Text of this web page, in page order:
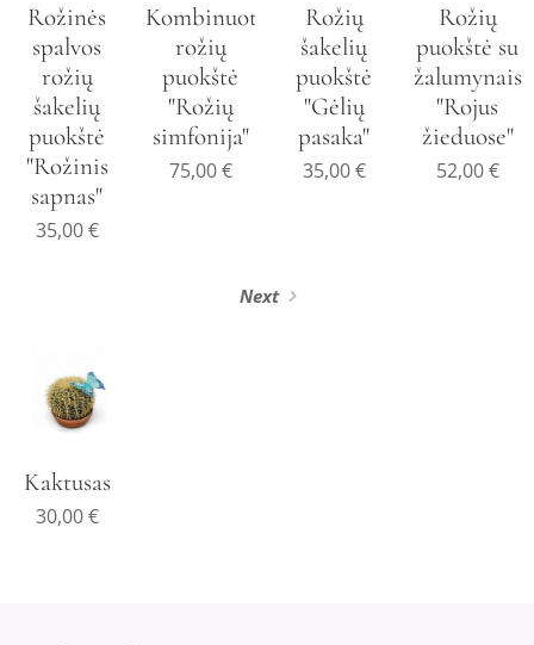
Rožinės
spalvos
rožių
šakelių
puokštė
"Rožinis
sapnas"
35,00€
Kombinuota
rožių
puokštė
"Rožių
simfonija"
75,00€
Rožių
šakelių
puokštė
"Gėlių
pasaka"
35,00€
Rožių
puokštė su
žalumynais
"Rojus
žieduose"
52,00€
Next
Kaktusas
30,00€